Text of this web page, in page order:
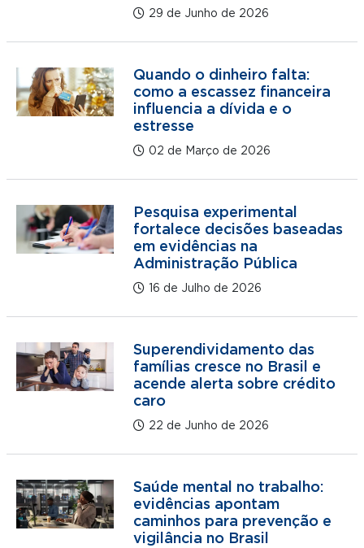
29 de Junho de 2026
Quando o dinheiro falta:
como a escassez financeira
influencia a dívida e o
estresse
02 de Março de 2026
Pesquisa experimental
fortalece decisões baseadas
em evidências na
Administração Pública
16 de Julho de 2026
Superendividamento das
famílias cresce no Brasil e
acende alerta sobre crédito
caro
22 de Junho de 2026
Saúde mental no trabalho:
evidências apontam
caminhos para prevenção e
vigilância no Brasil